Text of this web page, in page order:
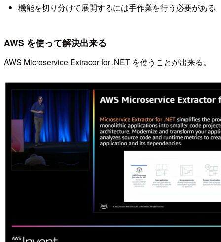
機能を切り分けて展開するには手作業を行う必要がある
AWS を使って解決出来る
AWS Microservice Extracor for .NET を使うことが出来る。